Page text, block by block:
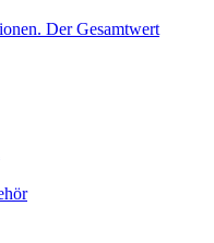
Der Gesamtwert